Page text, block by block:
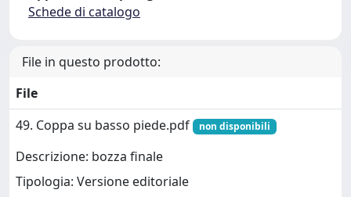
Schede di catalogo
File in questo prodotto:
File
49. Coppa su basso piede.pdf
non disponibili
Descrizione: bozza finale
Tipologia: Versione editoriale